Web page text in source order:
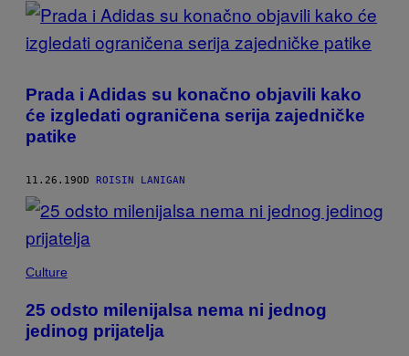
POSTS
BY
THIS
AUTHOR
Prada i Adidas su konačno objavili kako
će izgledati ograničena serija zajedničke
patike
11.26.19OD ROISIN LANIGAN
Culture
25 odsto milenijalsa nema ni jednog
jedinog prijatelja